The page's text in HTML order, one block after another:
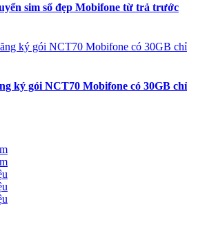
sim số đẹp Mobifone từ trả trước
ký gói NCT70 Mobifone có 30GB chỉ